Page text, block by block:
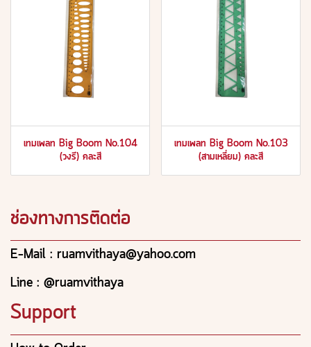
เทมเพลท Big Boom No.104
(วงรี) คละสี
เทมเพลท Big Boom No.103
(สามเหลี่ยม) คละสี
ช่องทางการติดต่อ
E-Mail : ruamvithaya@yahoo.com
Line : @ruamvithaya
Support